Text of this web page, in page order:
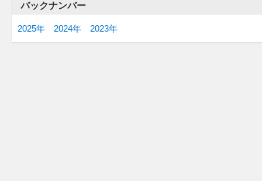
バックナンバー
2025年 2024年 2023年